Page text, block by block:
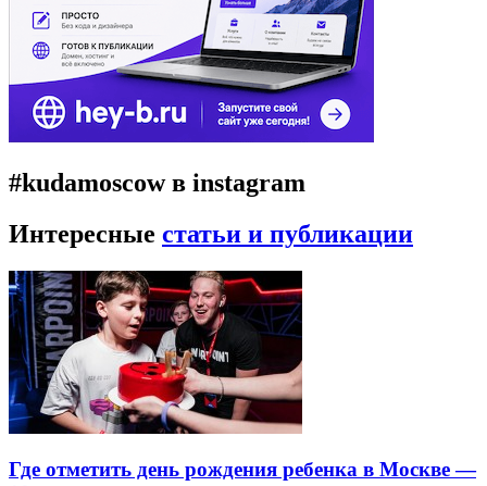
#kudamoscow в instagram
Интересные статьи и публикации
Где отметить день рождения ребенка в Москве —